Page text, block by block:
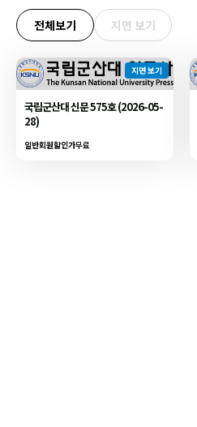
전체보기 지면 보기
지면 보기
국립군산대 신문 575호 (2026-05-
28)
일반회원할인가무료